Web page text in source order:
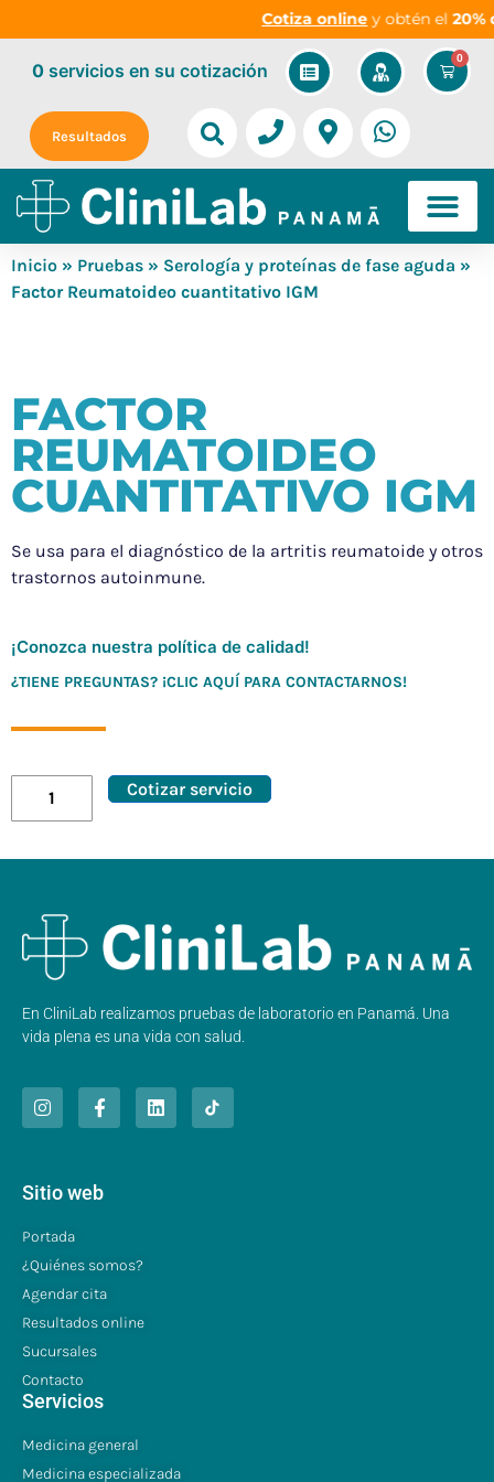
Cotiza onliney obtén el20%
0
0servicios en su cotización
Resultados
Inicio » Pruebas » Serología y proteínas de fase aguda »
Factor Reumatoideo cuantitativo IGM
FACTOR
REUMATOIDEO
CUANTITATIVO IGM
Se usa para el diagnóstico de la artritis reumatoide y otros
trastornos autoinmune.
¡Conozca nuestra política de calidad!
¿TIENE PREGUNTAS? ¡CLIC AQUÍ PARA CONTACTARNOS!
Cotizar servicio
En CliniLab realizamos pruebas de laboratorio en Panamá. Una
vida plena es una vida con salud.
Sitio web
Portada
¿Quiénes somos?
Agendar cita
Resultados online
Sucursales
Contacto
Servicios
Medicina general
Medicina especializada